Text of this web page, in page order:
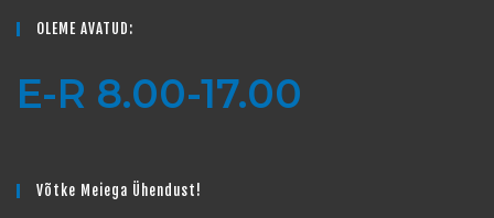
OLEME AVATUD:
E-R 8.00-17.00
Võtke Meiega Ühendust!